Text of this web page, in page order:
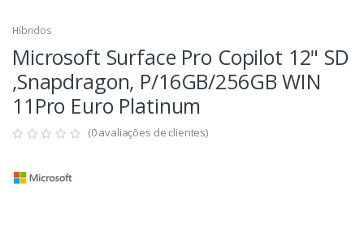
Híbridos
Microsoft Surface Pro Copilot 12" SD
,Snapdragon, P/16GB/256GB WIN
11Pro Euro Platinum
(0 avaliações de clientes)